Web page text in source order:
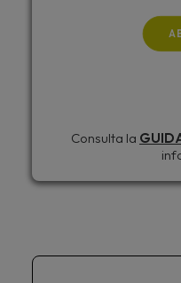
Consulta la